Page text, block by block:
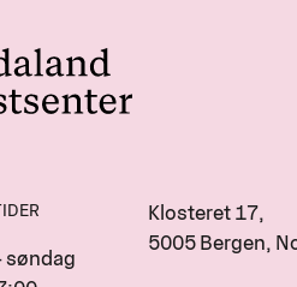
søndag
Klosteret 17,
5005 Bergen,